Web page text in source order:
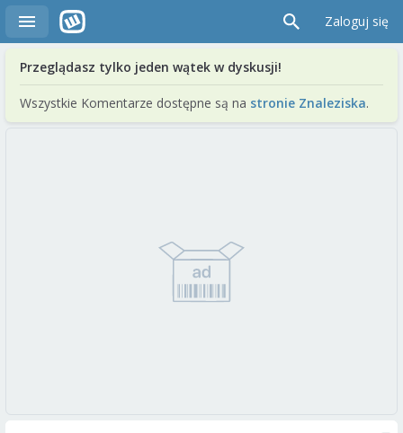
Zaloguj się
Przeglądasz tylko jeden wątek w dyskusji!
Wszystkie Komentarze dostępne są na stronie Znaleziska.